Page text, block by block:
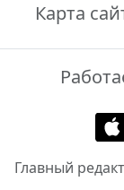
Карта
Главный